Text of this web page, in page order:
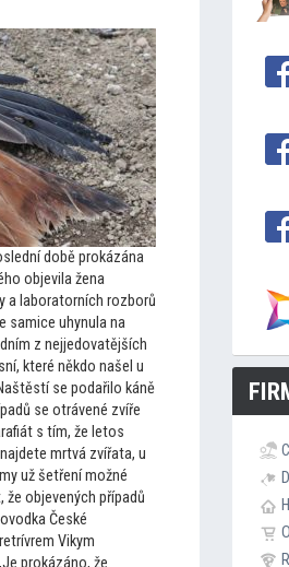
době prokázána
objevila žena
a laboratorních rozborů
samice uhynula na
z nejjedovatějších
které někdo našel u
se podařilo káně
se otrávené zvíře
s tím, že letos
mrtvá zvířata, u
už šetření možné
objevených případů
České
Vikym
prokázáno, že